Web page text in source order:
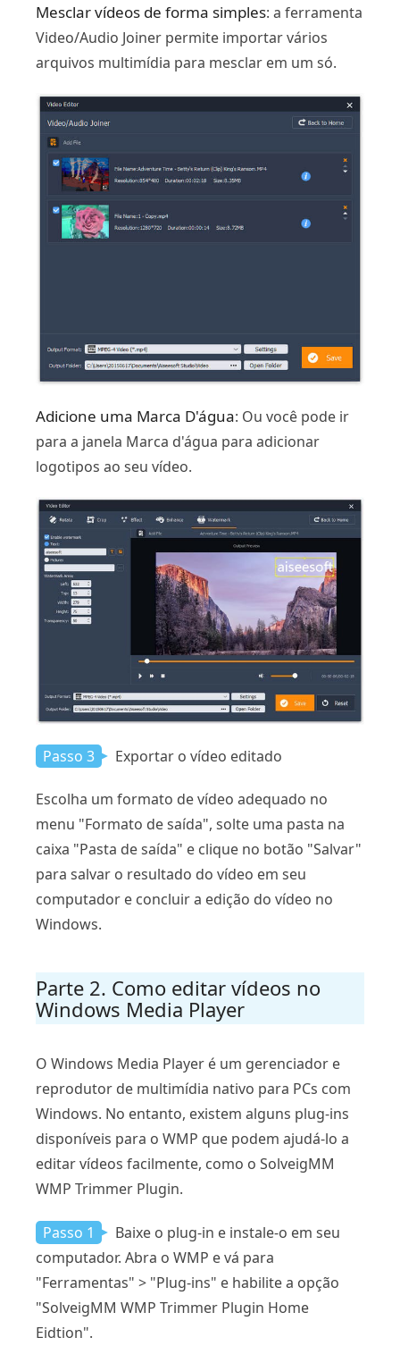
Mesclar vídeos de forma simples: a ferramenta
Video/Audio Joiner permite importar vários
arquivos multimídia para mesclar em um só.
Adicione uma Marca D'água: Ou você pode ir
para a janela Marca d'água para adicionar
logotipos ao seu vídeo.
Passo 3 Exportar o vídeo editado
Escolha um formato de vídeo adequado no
menu "Formato de saída", solte uma pasta na
caixa "Pasta de saída" e clique no botão "Salvar"
para salvar o resultado do vídeo em seu
computador e concluir a edição do vídeo no
Windows.
Parte 2. Como editar vídeos no
Windows Media Player
O Windows Media Player é um gerenciador e
reprodutor de multimídia nativo para PCs com
Windows. No entanto, existem alguns plug-ins
disponíveis para o WMP que podem ajudá-lo a
editar vídeos facilmente, como o SolveigMM
WMP Trimmer Plugin.
Passo 1
Baixe o plug-in e instale-o em seu
computador. Abra o WMP e vá para
"Ferramentas" > "Plug-ins" e habilite a opção
"SolveigMM WMP Trimmer Plugin Home
Eidtion".